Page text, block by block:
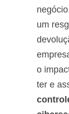
um
o
ter e